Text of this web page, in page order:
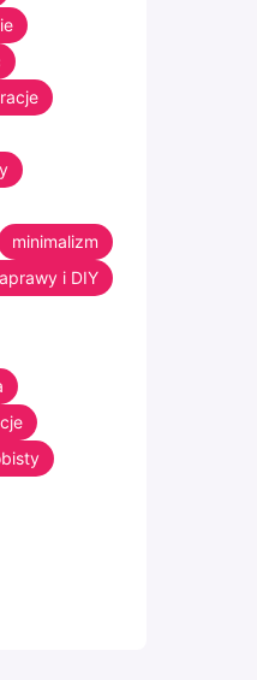
minimalizm
i DIY